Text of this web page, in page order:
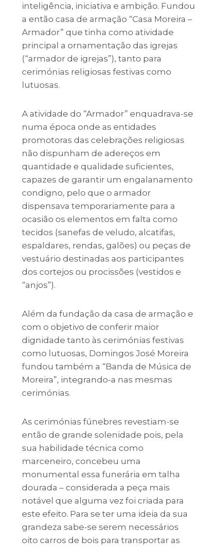
inteligência, iniciativa e ambição. Fundou
a então casa de armação “Casa Moreira –
Armador” que tinha como atividade
principal a ornamentação das igrejas
(“armador de igrejas”), tanto para
cerimónias religiosas festivas como
lutuosas.
A atividade do “Armador” enquadrava-se
numa época onde as entidades
promotoras das celebrações religiosas
não dispunham de adereços em
quantidade e qualidade suficientes,
capazes de garantir um engalanamento
condigno, pelo que o armador
dispensava temporariamente para a
ocasião os elementos em falta como
tecidos (sanefas de veludo, alcatifas,
espaldares, rendas, galões) ou peças de
vestuário destinadas aos participantes
dos cortejos ou procissões (vestidos e
“anjos”).
Além da fundação da casa de armação e
com o objetivo de conferir maior
dignidade tanto às cerimónias festivas
como lutuosas, Domingos José Moreira
fundou também a “Banda de Música de
Moreira”, integrando-a nas mesmas
cerimónias.
As cerimónias fúnebres revestiam-se
então de grande solenidade pois, pela
sua habilidade técnica como
marceneiro, concebeu uma
monumental essa funerária em talha
dourada – considerada a peça mais
notável que alguma vez foi criada para
este efeito. Para se ter uma ideia da sua
grandeza sabe-se serem necessários
oito carros de bois para transportar as